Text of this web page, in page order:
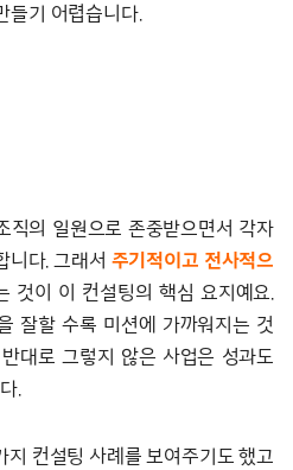
들기 어렵습니다.
직의 일원으로 존중받으면서 각자
니다. 그래서 주기적이고 전사적으
것이 이 컨설팅의 핵심 요지예요.
잘할 수록 미션에 가까워지는 것
대로 그렇지 않은 사업은 성과도
.
지 컨설팅 사례를 보여주기도 했고